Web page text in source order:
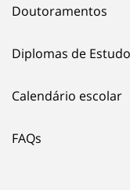
Doutoramentos
Diplomas de
Calendário escolar
FAQs